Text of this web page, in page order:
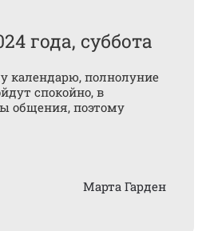
года, суббота
календарю, полнолуние
спокойно, в
общения, поэтому
Марта Гарден